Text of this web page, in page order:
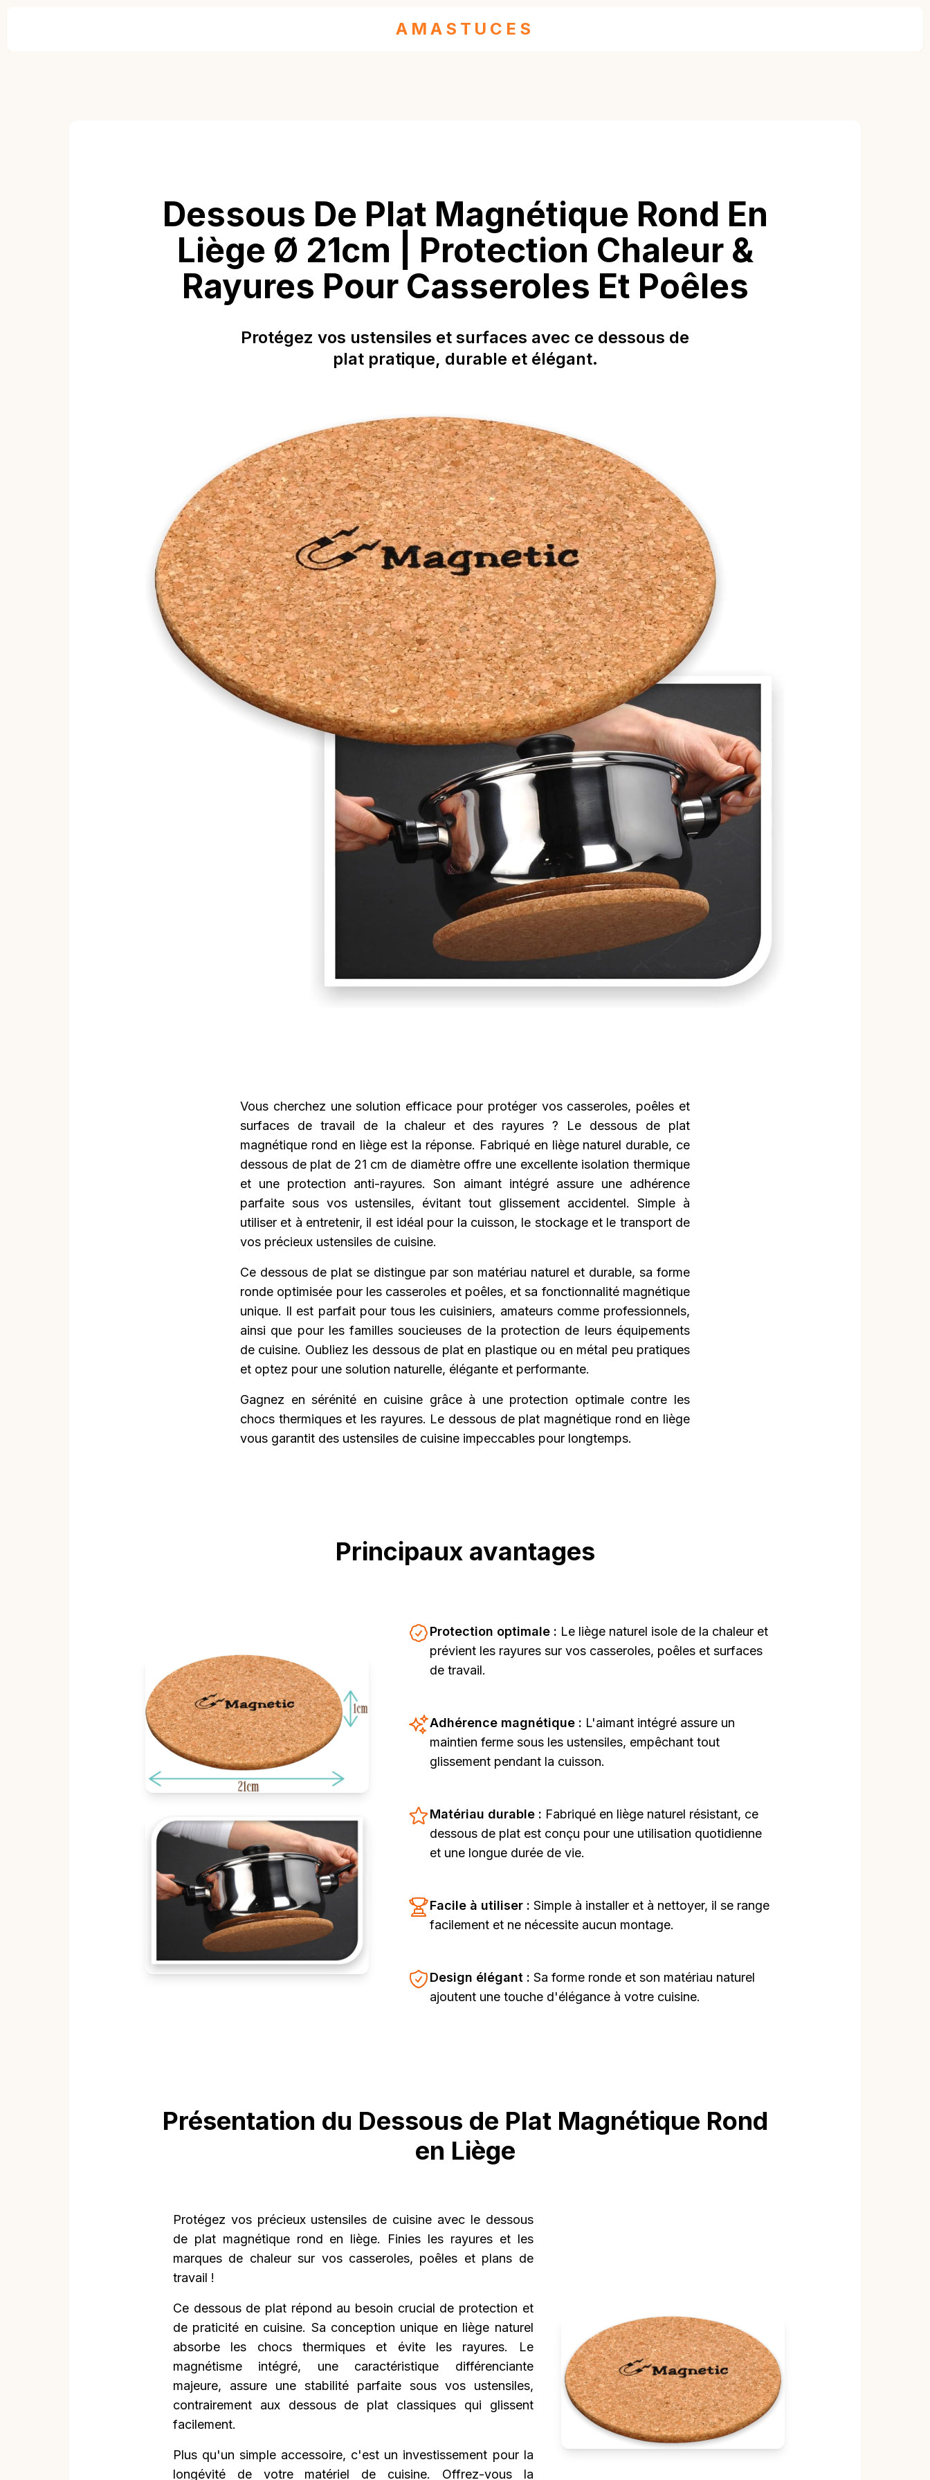
AMASTUCES
Dessous De Plat Magnétique Rond En
Liège Ø 21cm | Protection Chaleur &
Rayures Pour Casseroles Et Poêles
Protégez vos ustensiles et surfaces avec ce dessous de
plat pratique, durable et élégant.
Vous cherchez une solution efficace pour protéger vos casseroles, poêles et
surfaces de travail de la chaleur et des rayures ? Le dessous de plat
magnétique rond en liège est la réponse. Fabriqué en liège naturel durable, ce
dessous de plat de 21 cm de diamètre offre une excellente isolation thermique
et une protection anti-rayures. Son aimant intégré assure une adhérence
parfaite sous vos ustensiles, évitant tout glissement accidentel. Simple à
utiliser et à entretenir, il est idéal pour la cuisson, le stockage et le transport de
vos précieux ustensiles de cuisine.
Ce dessous de plat se distingue par son matériau naturel et durable, sa forme
ronde optimisée pour les casseroles et poêles, et sa fonctionnalité magnétique
unique. Il est parfait pour tous les cuisiniers, amateurs comme professionnels,
ainsi que pour les familles soucieuses de la protection de leurs équipements
de cuisine. Oubliez les dessous de plat en plastique ou en métal peu pratiques
et optez pour une solution naturelle, élégante et performante.
Gagnez en sérénité en cuisine grâce à une protection optimale contre les
chocs thermiques et les rayures. Le dessous de plat magnétique rond en liège
vous garantit des ustensiles de cuisine impeccables pour longtemps.
Principaux avantages
Protection optimale : Le liège naturel isole de la chaleur et
prévient les rayures sur vos casseroles, poêles et surfaces
de travail.
Adhérence magnétique : L'aimant intégré assure un
maintien ferme sous les ustensiles, empêchant tout
glissement pendant la cuisson.
Matériau durable : Fabriqué en liège naturel résistant, ce
dessous de plat est conçu pour une utilisation quotidienne
et une longue durée de vie.
Facile à utiliser :Simple à installer et à nettoyer, il se range
facilement et ne nécessite aucun montage.
Design élégant :Sa forme ronde et son matériau naturel
ajoutent une touche d'élégance à votre cuisine.
Présentation du Dessous de Plat Magnétique Rond
en Liège
Protégez vos précieux ustensiles de cuisine avec le dessous
de plat magnétique rond en liège. Finies les rayures et les
marques de chaleur sur vos casseroles, poêles et plans de
travail !
Ce dessous de plat répond au besoin crucial de protection et
de praticité en cuisine. Sa conception unique en liège naturel
absorbe les chocs thermiques et évite les rayures. Le
magnétisme intégré, une caractéristique différenciante
majeure, assure une stabilité parfaite sous vos ustensiles,
contrairement aux dessous de plat classiques qui glissent
facilement.
Plus qu'un simple accessoire, c'est un investissement pour la
longévité de votre matériel de cuisine. Offrez-vous la